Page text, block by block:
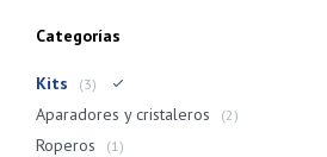
Categorías
Kits (3)
Aparadores y cristaleros (2)
Roperos (1)